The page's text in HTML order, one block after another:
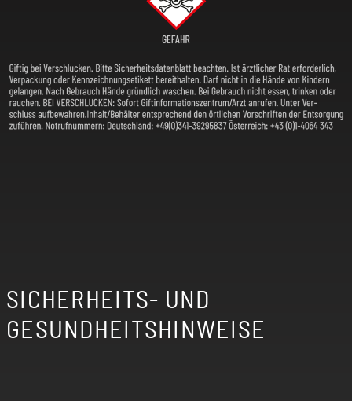
SICHERHEITS- UND
GESUNDHEITSHINWEISE